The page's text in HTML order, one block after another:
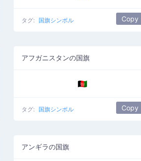
タグ: 国旗シンボル Copy
アフガニスタンの国旗
🇦🇫
タグ: 国旗シンボル Copy
アンギラの国旗